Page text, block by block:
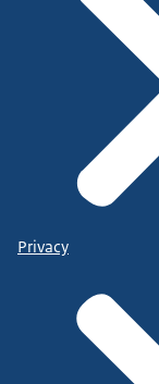
Privacy